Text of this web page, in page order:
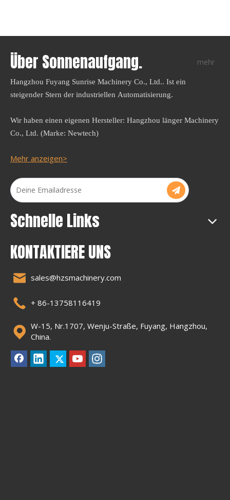
Über Sonnenaufgang. mehr
Hangzhou Fuyang Sunrise Machinery Co., Ltd.. Ist ein
steigender Stern der industriellen Automatisierung.
Wir haben einen eigenen Hersteller: Hangzhou länger Machinery
Co., Ltd. (Marke: Newtech)
Mehr anzeigen>
Schnelle Links
KONTAKTIERE UNS
sales@hzsmachinery.com
+ 86-13758116419
W-15, Nr.1707, Wenju-Straße, Fuyang, Hangzhou,
China.